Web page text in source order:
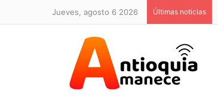
jueves, agosto 6 2026 Últimas noticias